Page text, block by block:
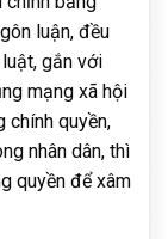
luận, đều
gắn với
mạng xã hội
chính quyền,
nhân dân, thì
quyền để xâm